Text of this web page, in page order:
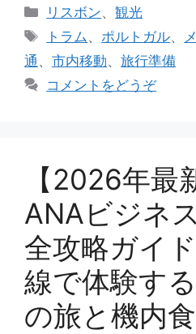
カ
テ
ゴ
リ
ー
リスボン、観光
タ
グ
トラム、ポルトガル、
通 、 市内移動、 旅行準備
コメントをどうぞ
【2026年最
ANAビジネ
全攻略ガイ
線で体験す
の旅と機内